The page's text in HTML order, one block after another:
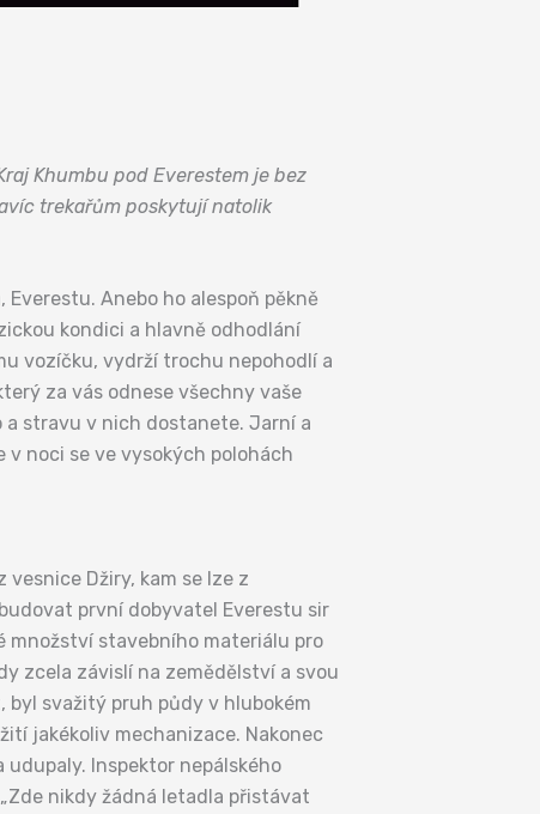
Khumbu pod Everestem je bez
trekařům poskytují natolik
Anebo ho alespoň pěkně
kondici a hlavně odhodlání
vozíčku, vydrží trochu nepohodlí a
za vás odnese všechny vaše
a stravu v nich dostanete. Jarní a
v noci se ve vysokých polohách
Džiry, kam se lze z
první dobyvatel Everestu sir
množství stavebního materiálu pro
zcela závislí na zemědělství a svou
byl svažitý pruh půdy v hlubokém
jakékoliv mechanizace. Nakonec
Inspektor nepálského
nikdy žádná letadla přistávat